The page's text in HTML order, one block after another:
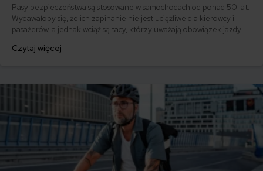
Pasy bezpieczeństwa są stosowane w samochodach od ponad 50 lat.
Wydawałoby się, że ich zapinanie nie jest uciążliwe dla kierowcy i
pasażerów, a jednak wciąż są tacy, którzy uważają obowiązek jazdy w
pasów podchodzą ubezpieczyciele?
Czytaj więcej